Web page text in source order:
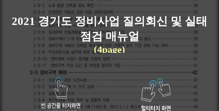
2021 경기도 정비사업 질의회신 및 실태
점검 매뉴얼
(4page)